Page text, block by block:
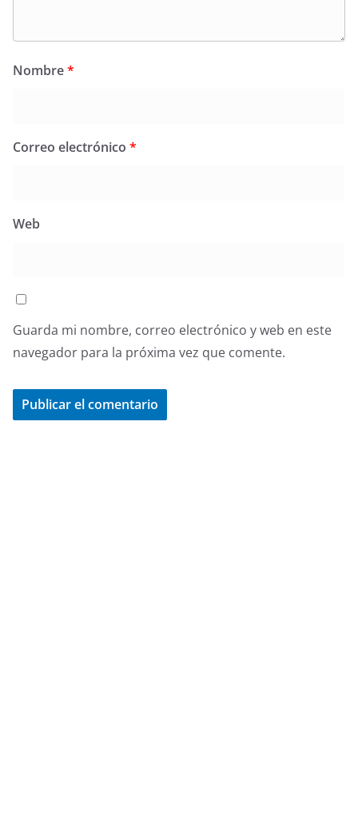
Nombre*
Correo electrónico *
Web
Guarda mi nombre, correo electrónico y web en este
navegador para la próxima vez que comente.